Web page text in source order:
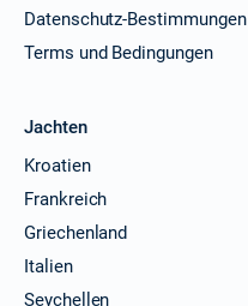
Datenschutz-Bestimmungen
Terms und Bedingungen
Jachten
Kroatien
Frankreich
Griechenland
Italien
Seychellen